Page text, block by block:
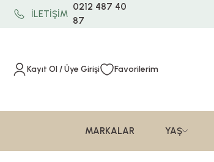
İLETİŞİM
0212 487 40
87
Kayıt Ol / Üye Girişi Favorilerim
MARKALAR YAŞ